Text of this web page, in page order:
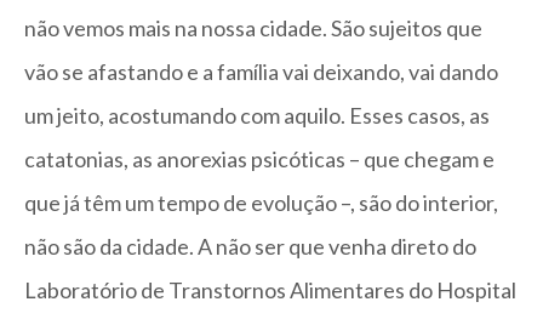
não vemos mais na nossa cidade. São sujeitos que
vão se afastando e a família vai deixando, vai dando
um jeito, acostumando com aquilo. Esses casos, as
catatonias, as anorexias psicóticas – que chegam e
que já têm um tempo de evolução –, são do interior,
não são da cidade. A não ser que venha direto do
Laboratório de Transtornos Alimentares do Hospital